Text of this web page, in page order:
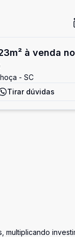
à venda no
- SC
Tirar dúvidas
multiplicando